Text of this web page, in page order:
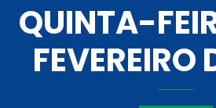
QUINTA-
FEVEREIRO